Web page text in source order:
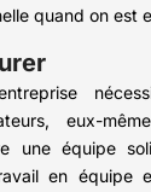
quand on est
eux-
une équipe
en